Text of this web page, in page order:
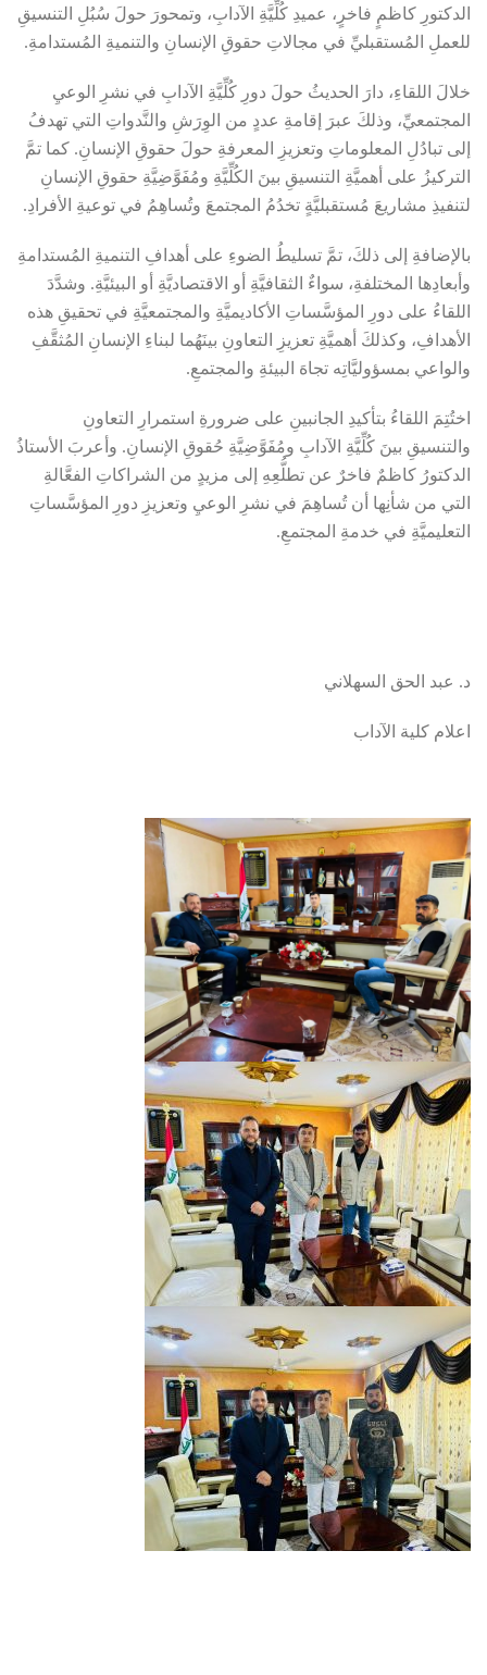
الدكتورِ كاظمٍ فاخرٍ، عميدِ كُلِّيَّةِ الآدابِ، وتمحورَ حولَ سُبُلِ التنسيقِ
للعملِ المُستقبليِّ في مجالاتِ حقوقِ الإنسانِ والتنميةِ المُستدامةِ.
خلالَ اللقاءِ، دارَ الحديثُ حولَ دورِ كُلِّيَّةِ الآدابِ في نشرِ الوعيِ
المجتمعيِّ، وذلكَ عبرَ إقامةِ عددٍ من الوِرَشِ والنَّدواتِ التي تهدفُ
إلى تبادُلِ المعلوماتِ وتعزيزِ المعرفةِ حولَ حقوقِ الإنسانِ. كما تمَّ
التركيزُ على أهميَّةِ التنسيقِ بينَ الكُلِّيَّةِ ومُفَوَّضِيَّةِ حقوقِ الإنسانِ
لتنفيذِ مشاريعَ مُستقبليَّةٍ تخدُمُ المجتمعَ وتُساهِمُ في توعيةِ الأفرادِ.
بالإضافةِ إلى ذلكَ، تمَّ تسليطُ الضوءِ على أهدافِ التنميةِ المُستدامةِ
وأبعادِها المختلفةِ، سواءٌ الثقافيَّةِ أو الاقتصاديَّةِ أو البيئيَّةِ. وشدَّدَ
اللقاءُ على دورِ المؤسَّساتِ الأكاديميَّةِ والمجتمعيَّةِ في تحقيقِ هذه
الأهدافِ، وكذلكَ أهميَّةِ تعزيزِ التعاونِ بينَهُما لبناءِ الإنسانِ المُثقَّفِ
والواعي بمسؤوليَّاتِه تجاهَ البيئةِ والمجتمعِ.
اختُتِمَ اللقاءُ بتأكيدِ الجانبينِ على ضرورةِ استمرارِ التعاونِ
والتنسيقِ بينَ كُلِّيَّةِ الآدابِ ومُفَوَّضِيَّةِ حُقوقِ الإنسانِ. وأعربَ الأستاذُ
الدكتورُ كاظمٌ فاخرٌ عن تطلُّعِهِ إلى مزيدٍ من الشراكاتِ الفعَّالةِ
التي من شأنِها أن تُساهِمَ في نشرِ الوعيِ وتعزيزِ دورِ المؤسَّساتِ
التعليميَّةِ في خدمةِ المجتمعِ.
د. عبد الحق السهلاني
اعلام كلية الآداب